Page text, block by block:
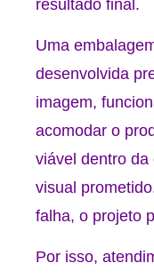
resultado final.
Uma
desenvolvida
imagem,
acomodar o
viável dentro
visual
falha, o projeto
Por isso,